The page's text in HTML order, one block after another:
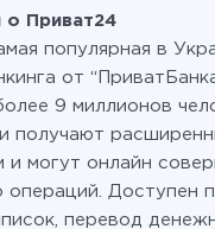
при
о Приват24
популярная в
от
9 миллионов
получают
и могут онлайн
операций. Доступен
перевод